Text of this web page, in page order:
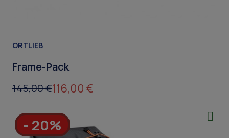
ORTLIEB
Frame-Pack
145,00 €116,00 €
- 20%